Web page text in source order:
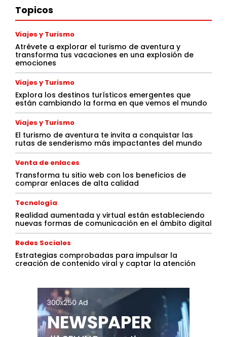
Topicos
Viajes y Turismo
Atrévete a explorar el turismo de aventura y
transforma tus vacaciones en una explosión de
emociones
Viajes y Turismo
Explora los destinos turísticos emergentes que
están cambiando la forma en que vemos el mundo
Viajes y Turismo
El turismo de aventura te invita a conquistar las
rutas de senderismo más impactantes del mundo
Venta de enlaces
Transforma tu sitio web con los beneficios de
comprar enlaces de alta calidad
Tecnología
Realidad aumentada y virtual están estableciendo
nuevas formas de comunicación en el ámbito digital
Redes Sociales
Estrategias comprobadas para impulsar la
creación de contenido viral y captar la atención